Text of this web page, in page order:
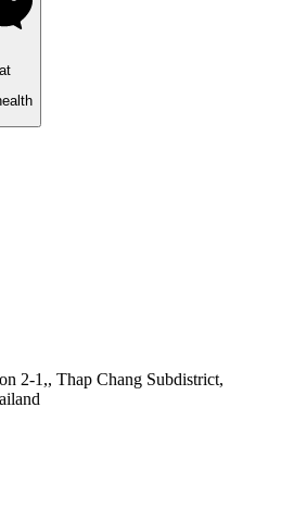
2-1,, Thap Chang Subdistrict,